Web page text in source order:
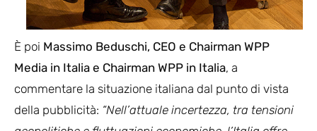
È poi Massimo Beduschi, CEO e Chairman WPP
Media in Italia e Chairman WPP in Italia, a
commentare la situazione italiana dal punto di vista
della pubblicità: “Nell’attuale incertezza, tra tensioni